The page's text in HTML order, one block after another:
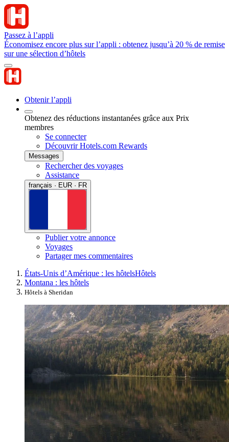
Passez à l’appli
Économisez encore plus sur l’appli : obtenez jusqu’à 20 % de remise
sur une sélection d’hôtels
Obtenir l’appli
Obtenez des réductions instantanées grâce aux Prix
membres
Se connecter
Découvrir Hotels.com Rewards
Messages
Rechercher des voyages
Assistance
français · EUR · FR
Publier votre annonce
Voyages
Partager mes commentaires
États-Unis d’Amérique : les hôtelsHôtels
Montana : les hôtels
Hôtels à Sheridan